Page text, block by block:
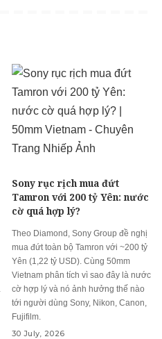
Sony rục rịch mua đứt
Tamron với 200 tỷ Yên: nước
cờ quá hợp lý?
Theo Diamond, Sony Group đề nghị
mua đứt toàn bộ Tamron với ~200 tỷ
Yên (1,22 tỷ USD). Cùng 50mm
Vietnam phân tích vì sao đây là nước
cờ hợp lý và nó ảnh hưởng thế nào
tới người dùng Sony, Nikon, Canon,
Fujifilm.
30 July, 2026